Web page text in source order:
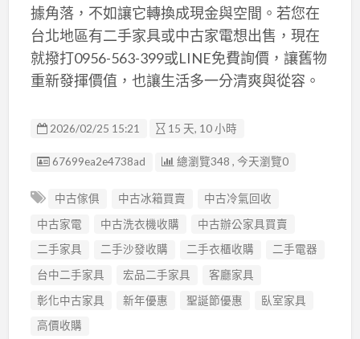
據角落，不如讓它轉換成現金與空間。若您在
台北地區有二手家具或中古家電想出售，現在
就撥打0956-563-399或LINE免費詢價，讓舊物
重新發揮價值，也讓生活多一分清爽與從容。
2026/02/25 15:21 15 天, 10 小時
廣告编號
67699ea2e4738ad 總瀏覽348 , 今天瀏覽0
中古傢俱 中古冰箱買賣
中古冷氣回收
中古家電
中古洗衣機收購
中古辦公家具買賣
二手家具
二手沙發收購 二手衣櫃收購
二手電器
台中二手家具
宏品二手家具
客廳家具
彰化中古家具
新年優惠 聖誕節優惠
臥室家具
高價收購